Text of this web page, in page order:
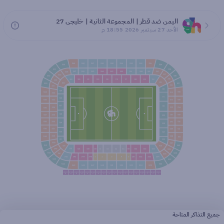
اليمن ضد قطر | المجموعة الثانية | خليجي 27
الأحد 27 سبتمبر 2026 18:55 م
جميع التذاكر المتاحة